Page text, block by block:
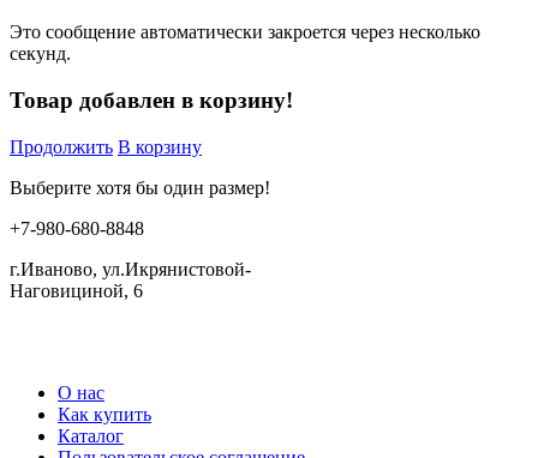
Это сообщение автоматически закроется через несколько
секунд.
Товар добавлен в корзину!
Продолжить В корзину
Выберите хотя бы один размер!
+7-980-680-8848
г.Иваново, ул.Икрянистовой-
Наговициной, 6
О нас
Как купить
Каталог